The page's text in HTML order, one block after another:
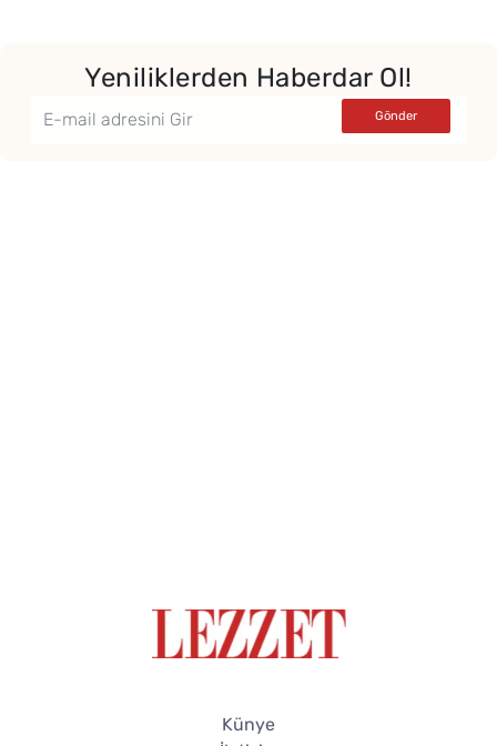
Yeniliklerden Haberdar Ol!
Künye